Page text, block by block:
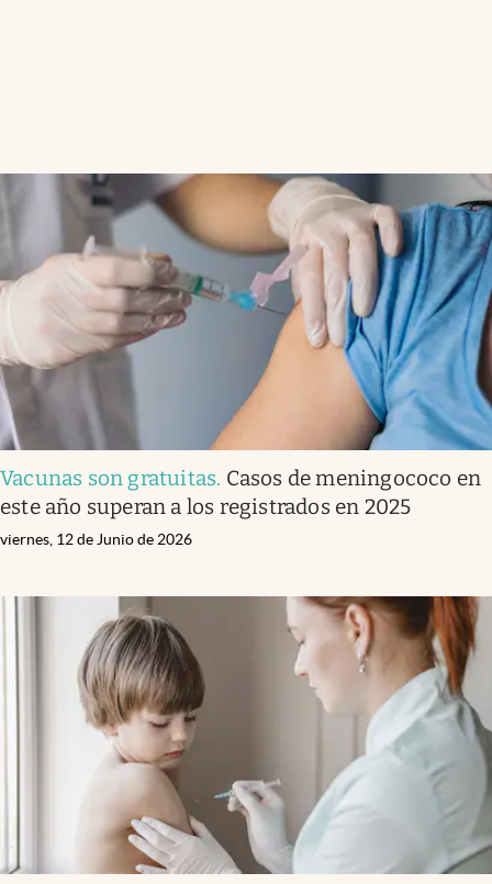
Vacunas son gratuitas. Casos de meningococo en
este año superan a los registrados en 2025
viernes, 12 de Junio de 2026